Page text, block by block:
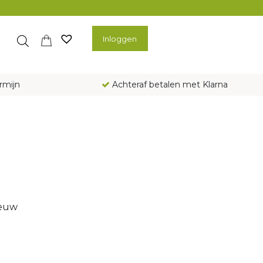
Inloggen
Achteraf betalen met Klarna